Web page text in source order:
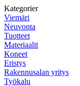
Kategorier
Viemäri
Neuvonta
Tuotteet
Materiaalit
Koneet
Eristys
Rakennusalan yritys
Työkalu